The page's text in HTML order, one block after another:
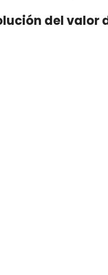
del valor